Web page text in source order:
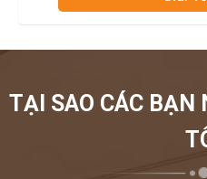
TẠI SAO CÁC BẠN